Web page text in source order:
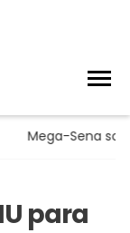
Mega-Sena sorteia
para